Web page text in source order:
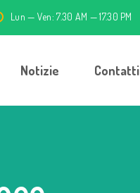
Lun — Ven: 7.30 AM — 17.30 PM
Notizie Contatti